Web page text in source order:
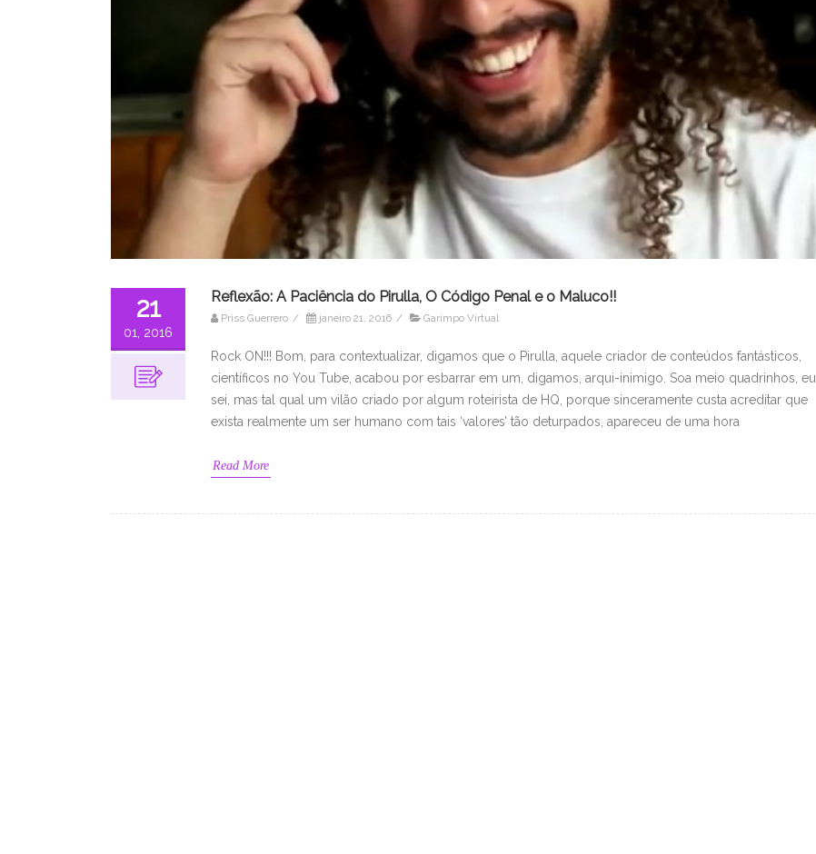
21
01, 2016
Reflexão: A Paciência do Pirulla, O Código Penal e o Maluco!!
Priss Guerrero / janeiro 21, 2016 / Garimpo Virtual
Rock ON!!! Bom, para contextualizar, digamos que o Pirulla, aquele criador de conteúdos fantásticos,
científicos no You Tube, acabou por esbarrar em um, digamos, arqui-inimigo. Soa meio quadrinhos, eu
sei, mas tal qual um vilão criado por algum roteirista de HQ, porque sinceramente custa acreditar que
exista realmente um ser humano com tais ‘valores’ tão deturpados, apareceu de uma hora
Read More